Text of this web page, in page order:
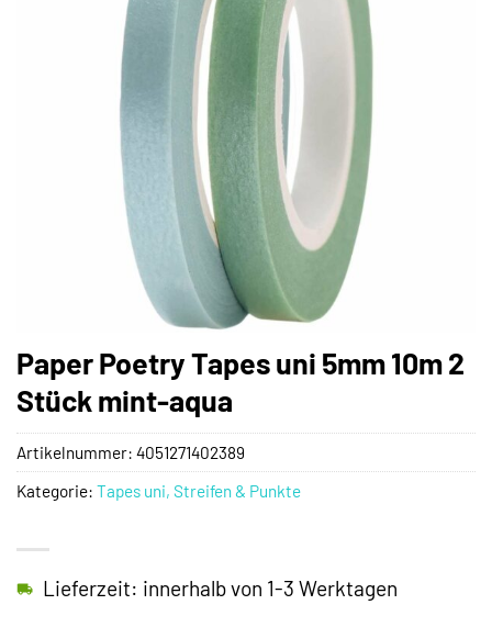
Paper Poetry Tapes uni 5mm 10m 2
Stück mint-aqua
Lieferzeit: innerhalb von 1-3 Werktagen
Artikelnummer: 4051271402389
Kategorie: Tapes uni, Streifen & Punkte